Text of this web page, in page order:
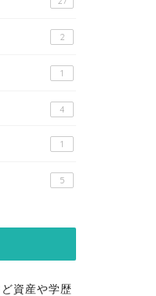
2
1
4
1
5
資産や学歴